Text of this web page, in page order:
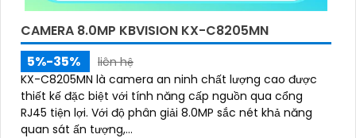
CAMERA 8.0MP KBVISION KX-C8205MN
5%-35%
liên hệ
KX-C8205MN là camera an ninh chất lượng cao được
thiết kế đặc biệt với tính năng cấp nguồn qua cổng
RJ45 tiện lợi. Với độ phân giải 8.0MP sắc nét khả năng
quan sát ấn tượng,...